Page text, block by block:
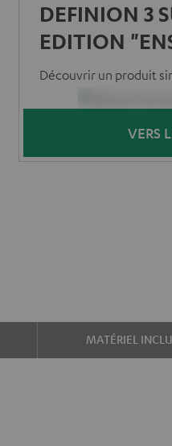
DEFINION 3
EDITION
Découvrir un produit
VERS
MATÉRIEL